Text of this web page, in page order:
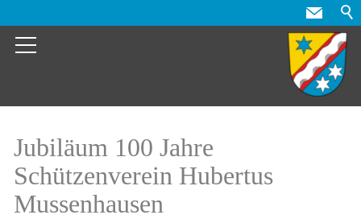
Jubiläum 100 Jahre
Schützenverein Hubertus
Mussenhausen